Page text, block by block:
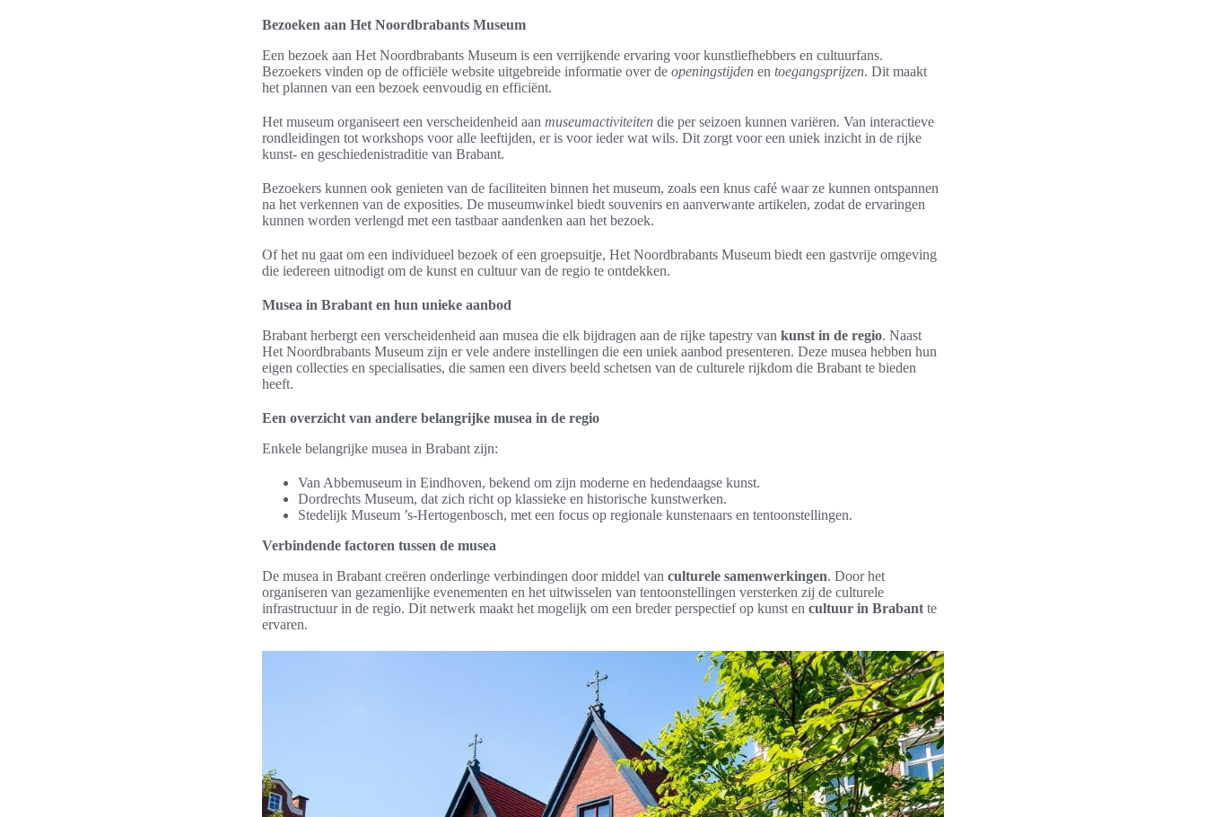
Bezoeken aan Het Noordbrabants Museum
Een bezoek aan Het Noordbrabants Museum is een verrijkende ervaring voor kunstliefhebbers en cultuurfans.
Bezoekers vinden op de officiële website uitgebreide informatie over de openingstijden en toegangsprijzen. Dit maakt
het plannen van een bezoek eenvoudig en efficiënt.
Het museum organiseert een verscheidenheid aan museumactiviteiten die per seizoen kunnen variëren. Van interactieve
rondleidingen tot workshops voor alle leeftijden, er is voor ieder wat wils. Dit zorgt voor een uniek inzicht in de rijke
kunst- en geschiedenistraditie van Brabant.
Bezoekers kunnen ook genieten van de faciliteiten binnen het museum, zoals een knus café waar ze kunnen ontspannen
na het verkennen van de exposities. De museumwinkel biedt souvenirs en aanverwante artikelen, zodat de ervaringen
kunnen worden verlengd met een tastbaar aandenken aan het bezoek.
Of het nu gaat om een individueel bezoek of een groepsuitje, Het Noordbrabants Museum biedt een gastvrije omgeving
die iedereen uitnodigt om de kunst en cultuur van de regio te ontdekken.
Musea in Brabant en hun unieke aanbod
Brabant herbergt een verscheidenheid aan musea die elk bijdragen aan de rijke tapestry van kunst in de regio. Naast
Het Noordbrabants Museum zijn er vele andere instellingen die een uniek aanbod presenteren. Deze musea hebben hun
eigen collecties en specialisaties, die samen een divers beeld schetsen van de culturele rijkdom die Brabant te bieden
heeft.
Een overzicht van andere belangrijke musea in de regio
Enkele belangrijke musea in Brabant zijn:
Van Abbemuseum in Eindhoven, bekend om zijn moderne en hedendaagse kunst.
Dordrechts Museum, dat zich richt op klassieke en historische kunstwerken.
Stedelijk Museum ’s-Hertogenbosch, met een focus op regionale kunstenaars en tentoonstellingen.
Verbindende factoren tussen de musea
De musea in Brabant creëren onderlinge verbindingen door middel van culturele samenwerkingen. Door het
organiseren van gezamenlijke evenementen en het uitwisselen van tentoonstellingen versterken zij de culturele
infrastructuur in de regio. Dit netwerk maakt het mogelijk om een breder perspectief op kunst en cultuur in Brabant te
ervaren.